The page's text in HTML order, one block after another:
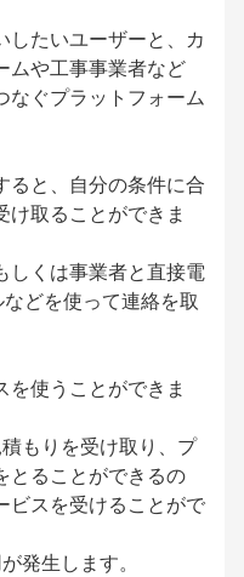
したいユーザーと、カ
ムや工事事業者など
なぐプラットフォーム
ると、自分の条件に合
け取ることができま
しくは事業者と直接電
どを使って連絡を取
使うことができま
もりを受け取り、プ
とることができるの
ビスを受けることがで
発生します。